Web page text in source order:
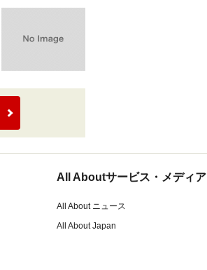
All Aboutサービス・メディア
All About ニュース
All About Japan